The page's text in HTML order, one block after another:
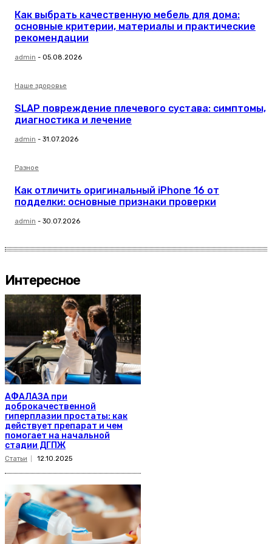
Как выбрать качественную мебель для дома:
основные критерии, материалы и практические
рекомендации
admin - 05.08.2026
Наше здоровье
SLAP повреждение плечевого сустава: симптомы,
диагностика и лечение
admin - 31.07.2026
Разное
Как отличить оригинальный iPhone 16 от
подделки: основные признаки проверки
admin - 30.07.2026
Интересное
АФАЛАЗА при
доброкачественной
гиперплазии простаты: как
действует препарат и чем
помогает на начальной
стадии ДГПЖ
Статьи 12.10.2025